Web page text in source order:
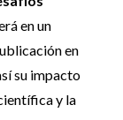
en un
en
su impacto
y la